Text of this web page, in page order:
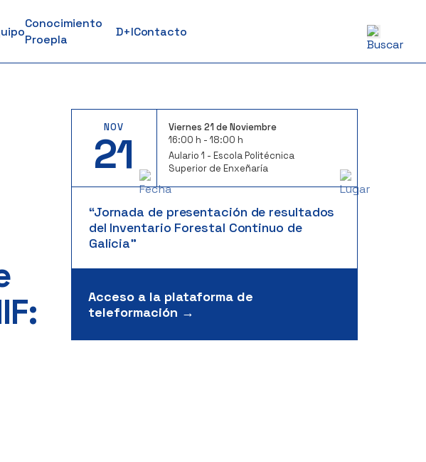
Conocimiento
Proepla
D+IContacto
NOV
21
Viernes 21 de Noviembre
16:00 h - 18:00 h
Aulario 1 - Escola Politécnica
Superior de Enxeñaría
“Jornada de presentación de resultados
del Inventario Forestal Continuo de
Galicia”
Acceso a la plataforma de
teleformación →